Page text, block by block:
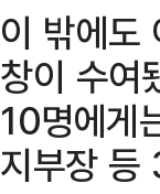
이 밖에도
창이 수여
10명에게
지부장 등